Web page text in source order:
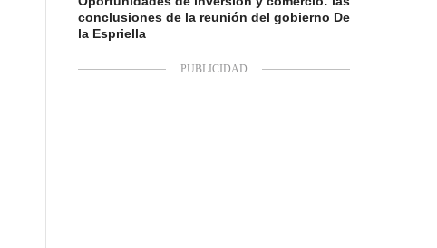
conclusiones de la reunión del gobierno De
la Espriella